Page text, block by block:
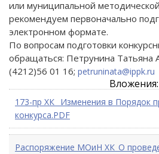
или муниципальной
рекомендуем первоначально
электронном формате.
По вопросам подготовки
обращаться: Петрунина Татьяна
(4212)56 01 16; petruninata@ippk.ru
Вложения:
173-пр ХК _Изменения в Порядок
конкурса.PDF
Распоряжение МОиН ХК_О